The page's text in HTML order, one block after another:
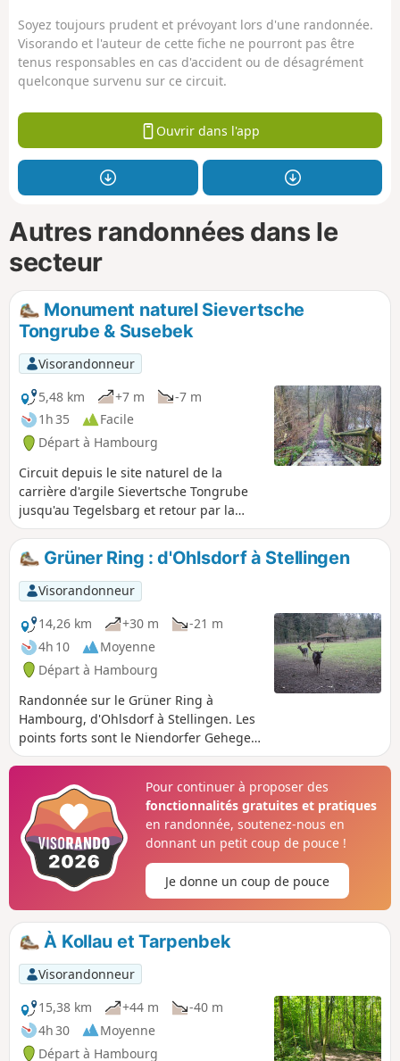
Soyez toujours prudent et prévoyant lors d'une randonnée.
Visorando et l'auteur de cette fiche ne pourront pas être
tenus responsables en cas d'accident ou de désagrément
quelconque survenu sur ce circuit.
Ouvrir dans l'app
Autres randonnées dans le
secteur
Monument naturel Sievertsche
Tongrube & Susebek
Visorandonneur
5,48 km
+7 m
-7 m
1h 35
Facile
Départ à Hambourg
Circuit depuis le site naturel de la
carrière d'argile Sievertsche Tongrube
jusqu'au Tegelsbarg et retour par la
Susebek.
Grüner Ring : d'Ohlsdorf à Stellingen
Visorandonneur
14,26 km
+30 m
-21 m
4h 10
Moyenne
Départ à Hambourg
Randonnée sur le Grüner Ring à
Hambourg, d'Ohlsdorf à Stellingen. Les
points forts sont le Niendorfer Gehege
avec ses daims et les tronçons le long
Pour continuer à proposer des
fonctionnalités gratuites et pratiques
en randonnée, soutenez-nous en
donnant un petit coup de pouce !
Je donne un coup de pouce
À Kollau et Tarpenbek
Visorandonneur
15,38 km
+44 m
-40 m
4h 30
Moyenne
Départ à Hambourg